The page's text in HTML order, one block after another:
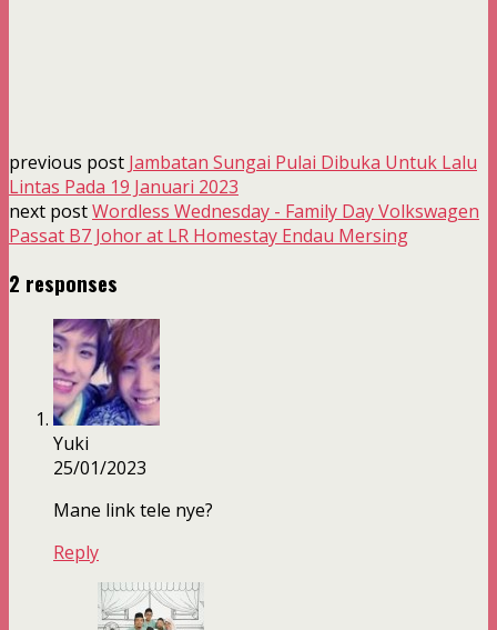
previous post Jambatan Sungai Pulai Dibuka Untuk Lalu
Lintas Pada 19 Januari 2023
next postWordless Wednesday - Family Day Volkswagen
Passat B7 Johor at LR Homestay Endau Mersing
2 responses
Yuki
25/01/2023
Mane link tele nye?
Reply